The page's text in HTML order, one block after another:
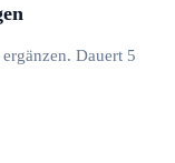
Dauert 5